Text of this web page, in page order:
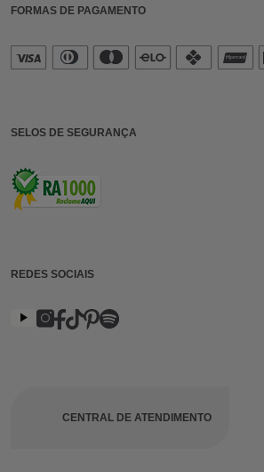
FORMAS DE PAGAMENTO
SELOS DE SEGURANÇA
REDES SOCIAIS
CENTRAL DE ATENDIMENTO